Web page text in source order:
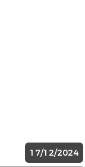
17/12/2024